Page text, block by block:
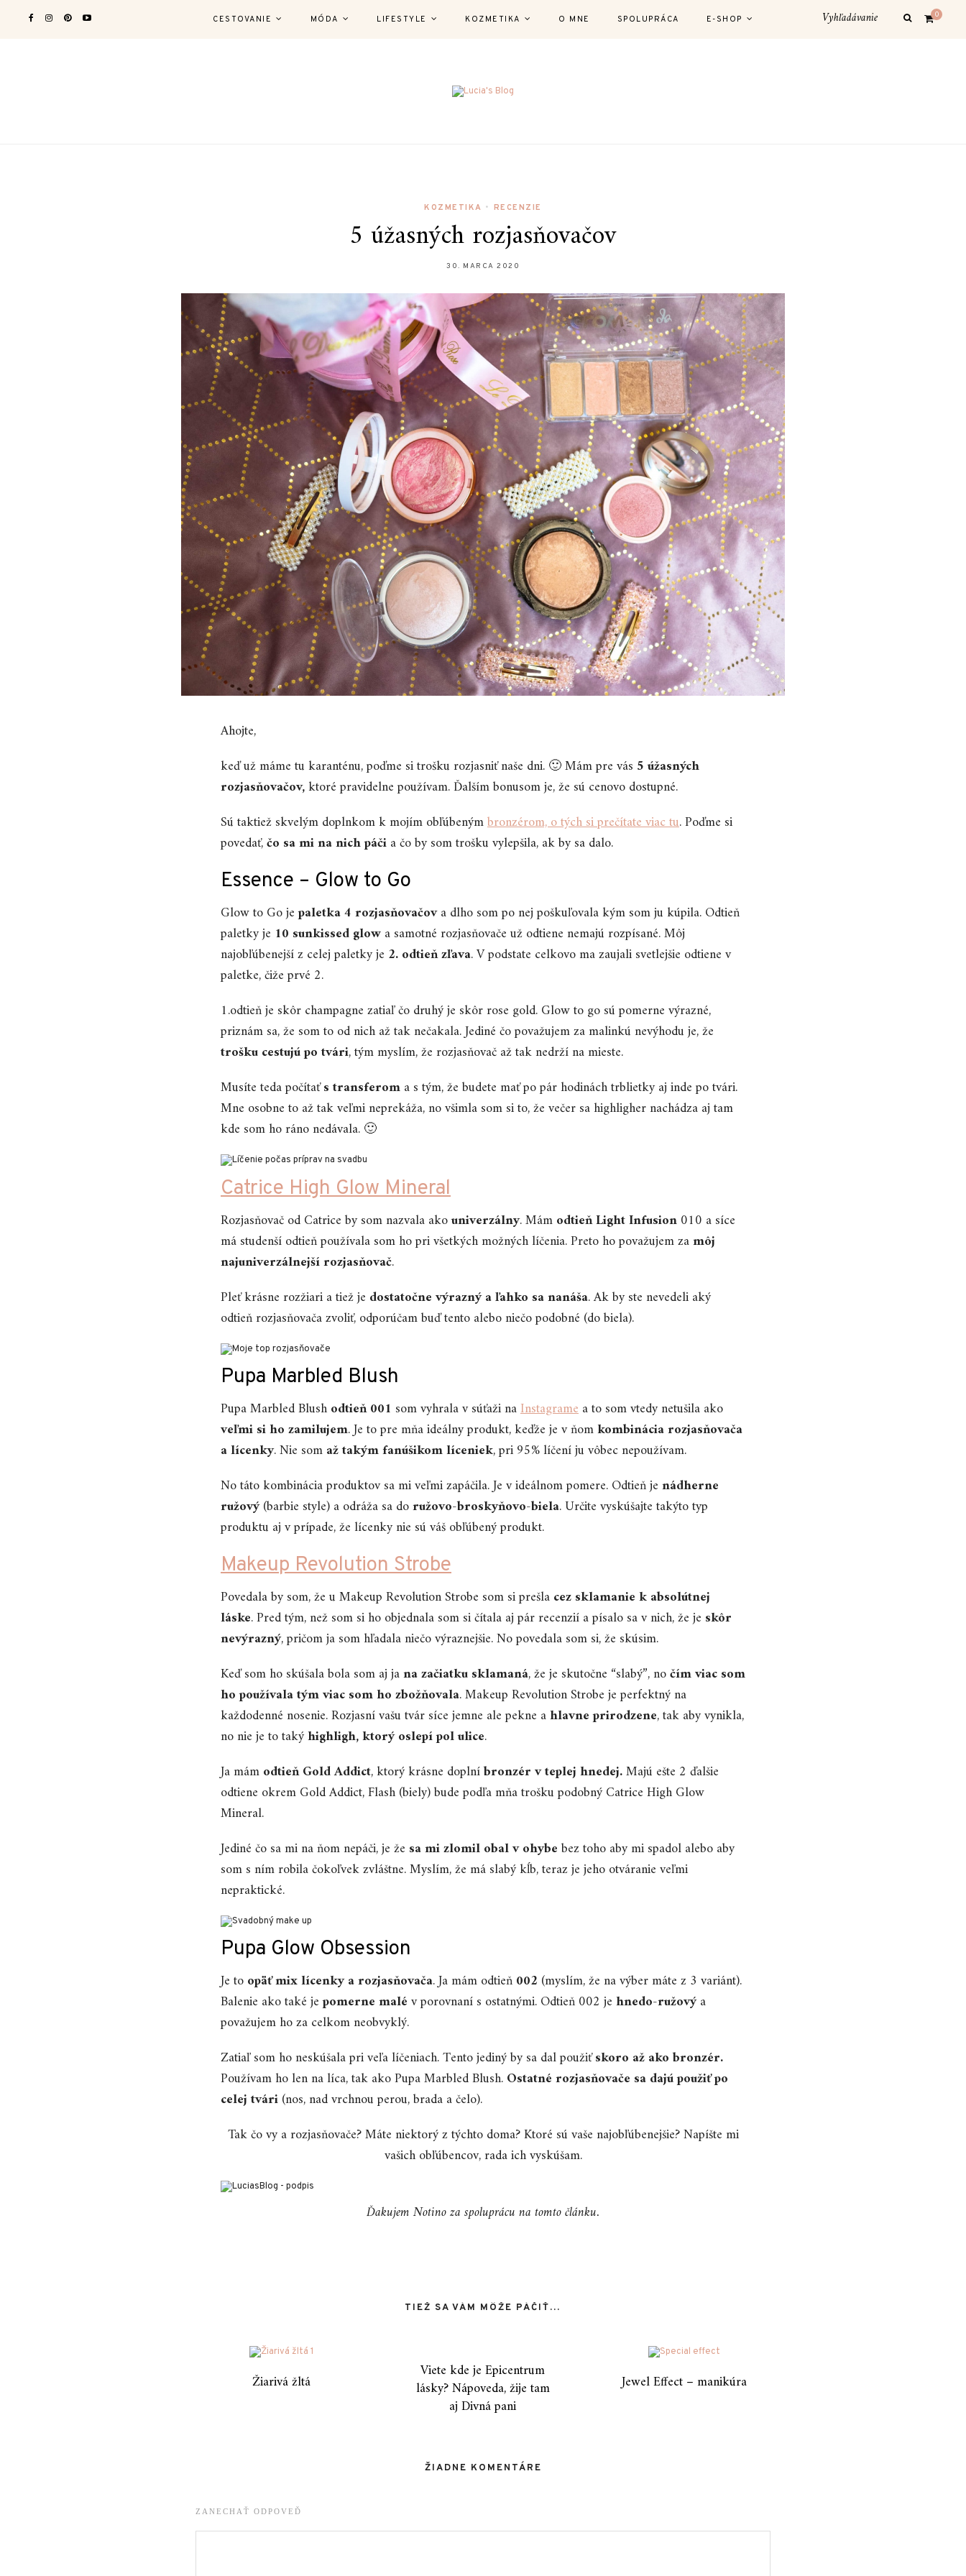
CESTOVANIE MÓDA LIFESTYLE KOZMETIKA O MNE SPOLUPRÁCA E-SHOP 0
KOZMETIKA • RECENZIE
5 úžasných rozjasňovačov
30. MARCA 2020
Ahojte,
keď už máme tu karanténu, poďme si trošku rozjasniť naše dni. 🙂 Mám pre vás 5 úžasných
rozjasňovačov,ktoré pravidelne používam. Ďalším bonusom je, že sú cenovo dostupné.
Sú taktiež skvelým doplnkom k mojím obľúbenýmbronzérom, o tých si prečítate viac tu. Poďme si
povedať,čo sa mi na nich páčia čo by som trošku vylepšila, ak by sa dalo.
Essence – Glow to Go
Glow to Go jepaletka 4 rozjasňovačova dlho som po nej poškuľovala kým som ju kúpila. Odtieň
paletky je 10 sunkissed glowa samotné rozjasňovače už odtiene nemajú rozpísané. Môj
najobľúbenejší z celej paletky je 2. odtieň zľava. V podstate celkovo ma zaujali svetlejšie odtiene v
paletke, čiže prvé 2.
1.odtieň je skôr champagne zatiaľ čo druhý je skôr rose gold. Glow to go sú pomerne výrazné,
priznám sa, že som to od nich až tak nečakala. Jediné čo považujem za malinkú nevýhodu je, že
trošku cestujú po tvári, tým myslím, že rozjasňovač až tak nedrží na mieste.
Musíte teda počítaťs transferoma s tým, že budete mať po pár hodinách trblietky aj inde po tvári.
Mne osobne to až tak veľmi neprekáža, no všimla som si to, že večer sa highligher nachádza aj tam
kde som ho ráno nedávala. 🙂
Catrice High Glow Mineral
Rozjasňovač od Catrice by som nazvala akouniverzálny. Mámodtieň Light Infusion010 a síce
má studenší odtieň používala som ho pri všetkých možných líčenia. Preto ho považujem zamôj
najuniverzálnejší rozjasňovač.
Pleť krásne rozžiari a tiež je dostatočne výrazný a ľahko sa nanáša. Ak by ste nevedeli aký
odtieň rozjasňovača zvoliť, odporúčam buď tento alebo niečo podobné (do biela).
Pupa Marbled Blush
Pupa Marbled Blushodtieň 001 som vyhrala v súťaži naInstagramea to som vtedy netušila ako
veľmi si ho zamilujem. Je to pre mňa ideálny produkt, keďže je v ňomkombinácia rozjasňovača
a lícenky. Nie somaž takým fanúšikom líceniek, pri 95% líčení ju vôbec nepoužívam.
No táto kombinácia produktov sa mi veľmi zapáčila. Je v ideálnom pomere. Odtieň jenádherne
ružový(barbie style) a odráža sa doružovo-broskyňovo-biela. Určite vyskúšajte takýto typ
produktu aj v prípade, že lícenky nie sú váš obľúbený produkt.
Makeup Revolution Strobe
Povedala by som, že u Makeup Revolution Strobe som si prešlacez sklamanie k absolútnej
láske. Pred tým, než som si ho objednala som si čítala aj pár recenzií a písalo sa v nich, že je skôr
nevýrazný, pričom ja som hľadala niečo výraznejšie. No povedala som si, že skúsim.
Keď som ho skúšala bola som aj jana začiatku sklamaná, že je skutočne “slabý”, nočím viac som
ho používala tým viac som ho zbožňovala. Makeup Revolution Strobe je perfektný na
každodenné nosenie. Rozjasní vašu tvár síce jemne ale pekne ahlavne prirodzene, tak aby vynikla,
no nie je to takýhighligh, ktorý oslepí pol ulice.
Ja mámodtieň Gold Addict, ktorý krásne doplníbronzér v teplej hnedej.Majú ešte 2 ďalšie
odtiene okrem Gold Addict, Flash (biely) bude podľa mňa trošku podobný Catrice High Glow
Mineral.
Jediné čo sa mi na ňom nepáči, je že sa mi zlomil obal v ohybebez toho aby mi spadol alebo aby
som s ním robila čokoľvek zvláštne. Myslím, že má slabý kĺb, teraz je jeho otváranie veľmi
nepraktické.
Pupa Glow Obsession
Je toopäť mix lícenky a rozjasňovača. Ja mám odtieň002 (myslím, že na výber máte z 3 variánt).
Balenie ako také jepomerne malév porovnaní s ostatnými. Odtieň 002 jehnedo-ružovýa
považujem ho za celkom neobvyklý.
Zatiaľ som ho neskúšala pri veľa líčeniach. Tento jediný by sa dal použiťskoro až ako bronzér.
Používam ho len na líca, tak ako Pupa Marbled Blush.Ostatné rozjasňovače sa dajú použiť po
celej tvári(nos, nad vrchnou perou, brada a čelo).
Tak čo vy a rozjasňovače? Máte niektorý z týchto doma? Ktoré sú vaše najobľúbenejšie? Napíšte mi
vašich obľúbencov, rada ich vyskúšam.
Ďakujem Notino za spoluprácu na tomto článku.
TIEŽ SA VÁM MÔŽE PÁČIŤ…
Žiarivá žltá
Viete kde je Epicentrum
lásky? Nápoveda, žije tam
aj Divná pani
Jewel Effect – manikúra
ŽIADNE KOMENTÁRE
ZANECHAŤ ODPOVEĎ